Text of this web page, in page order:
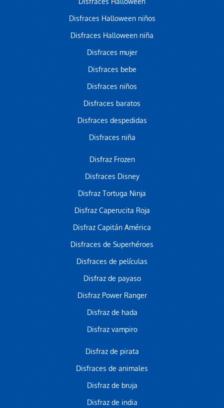
Disfraces Halloween niños
Disfraces Halloween niña
Disfraces mujer
Disfraces bebe
Disfraces niños
Disfraces baratos
Disfraces despedidas
Disfraces niña
Disfraz Frozen
Disfraces Disney
Disfraz Tortuga Ninja
Disfraz Caperucita Roja
Disfraz Capitán América
Disfraces de Superhéroes
Disfraces de películas
Disfraz de payaso
Disfraz Power Ranger
Disfraz de hada
Disfraz vampiro
Disfraz de pirata
Disfraces de animales
Disfraz de bruja
Disfraz de india